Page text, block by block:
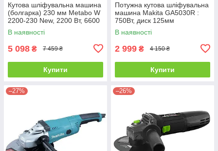
Кутова шліфувальна машина
(болгарка) 230 мм Metabo W
2200-230 New, 2200 Вт, 6600
об/мин, диск 230 мм
В наявності
5 098 ₴ 7 459 ₴
Купити
Потужна кутова шліфувальна
машина Makita GA5030R :
750Вт, диск 125мм
В наявності
2 999 ₴ 4 150 ₴
Купити
–27% –26%